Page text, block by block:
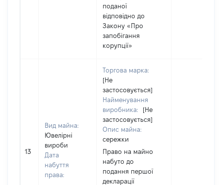
поданої
відповідно до
Закону «Про
запобігання
корупції»
13
Вид майна:
Ювелірні
вироби
Дата
набуття
права:
Торгова марка:
[Не
застосовується]
Найменування
виробника:
[Не
застосовується]
Опис майна:
сережки
Право на майно
набуто до
подання першої
декларації